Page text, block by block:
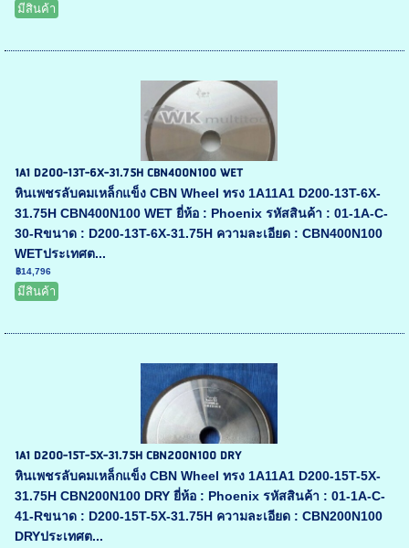
มีสินค้า
1A1 D200-13T-6X-31.75H CBN400N100 WET
หินเพชรลับคมเหล็กแข็ง CBN Wheel ทรง 1A11A1 D200-13T-6X-
31.75H CBN400N100 WET ยี่ห้อ : Phoenix รหัสสินค้า : 01-1A-C-
30-Rขนาด : D200-13T-6X-31.75H ความละเอียด : CBN400N100
WETประเทศต...
฿14,796
มีสินค้า
1A1 D200-15T-5X-31.75H CBN200N100 DRY
หินเพชรลับคมเหล็กแข็ง CBN Wheel ทรง 1A11A1 D200-15T-5X-
31.75H CBN200N100 DRY ยี่ห้อ : Phoenix รหัสสินค้า : 01-1A-C-
41-Rขนาด : D200-15T-5X-31.75H ความละเอียด : CBN200N100
DRYประเทศต...